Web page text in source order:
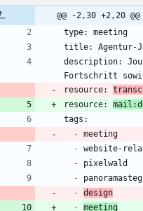
@@ -2,30 +2,20 @@
description:
resource:
resource:
-
-
-
-
- design
- meeting